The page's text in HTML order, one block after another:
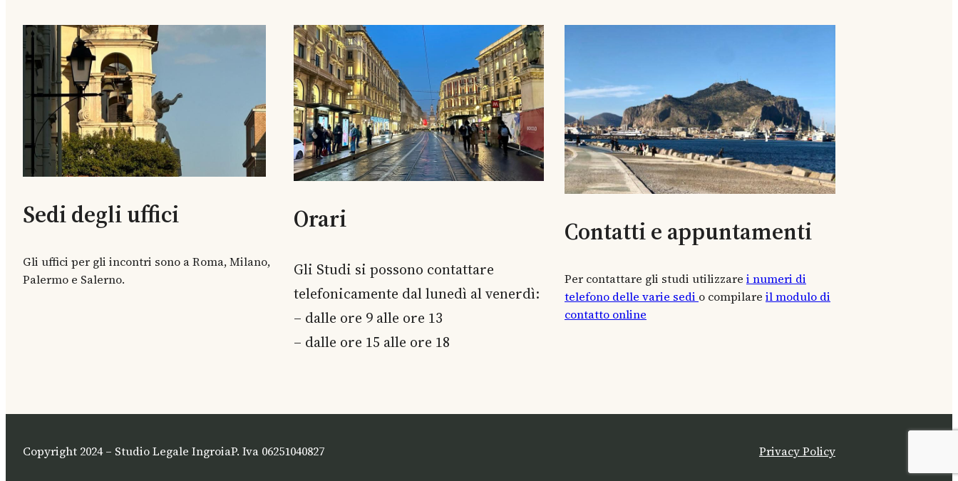
Sedi degli uffici
Gli uffici per gli incontri sono a Roma, Milano,
Palermo e Salerno.
Orari
Gli Studi si possono contattare
telefonicamente dal lunedì al venerdì:
– dalle ore 9 alle ore 13
– dalle ore 15 alle ore 18
Contatti e appuntamenti
Per contattare gli studi utilizzare i numeri di
telefono delle varie sedi o compilare il modulo di
contatto online
Copyright 2024 – Studio Legale IngroiaP. Iva 06251040827 Privacy Policy